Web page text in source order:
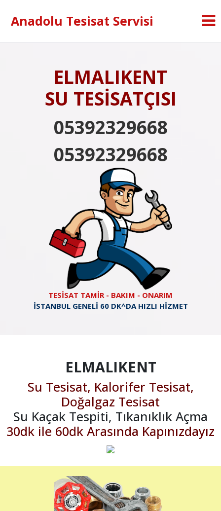
Anadolu Tesisat Servisi
ELMALIKENT
SU TESİSATÇISI
05392329668
05392329668
TESİSAT TAMİR - BAKIM - ONARIM
İSTANBUL GENELİ 60 DK^DA HIZLI HİZMET
ELMALIKENT
Su Tesisat, Kalorifer Tesisat,
Doğalgaz Tesisat
Su Kaçak Tespiti, Tıkanıklık Açma
30dk ile 60dk Arasında Kapınızdayız